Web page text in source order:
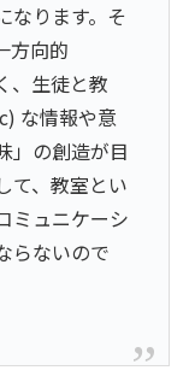
なります。そ
方向的
、生徒と教
な情報や意
」の創造が目
て、教室とい
ミュニケーシ
らないので